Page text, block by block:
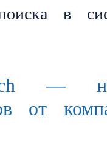
в
—
от